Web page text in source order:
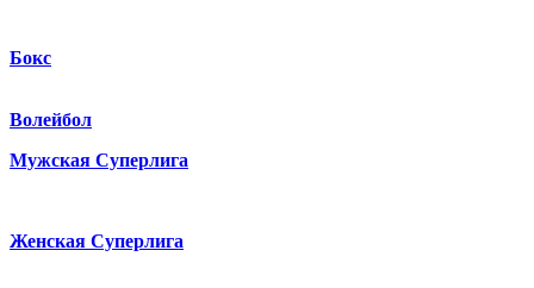
Бокс
Волейбол
Мужская Суперлига
Женская Суперлига